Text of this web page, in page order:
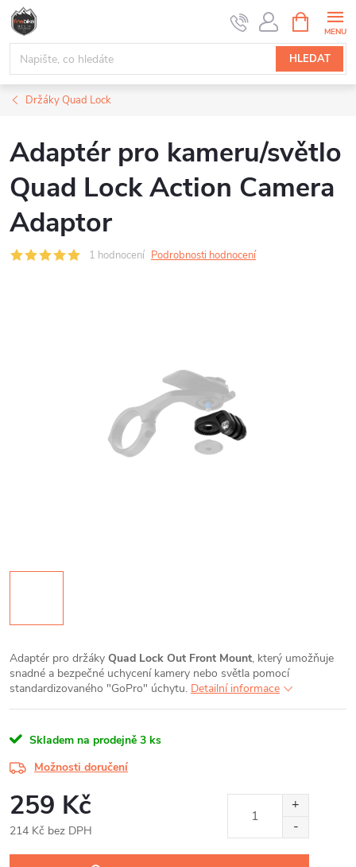
Přejít
obsah
HLEDAT
NÁKUPNÍ
KOŠÍK
Držáky Quad Lock
Adaptér pro kameru/světlo
Quad Lock Action Camera
Adaptor
1 hodnocení Podrobnosti hodnocení
Adaptér pro držáky Quad Lock Out Front Mount, který umožňuje
snadné a bezpečné uchycení kamery nebo světla pomocí
standardizovaného "GoPro" úchytu. Detailní informace
Skladem na prodejně 3 ks
Možnosti doručení
259 Kč
214 Kč bez DPH